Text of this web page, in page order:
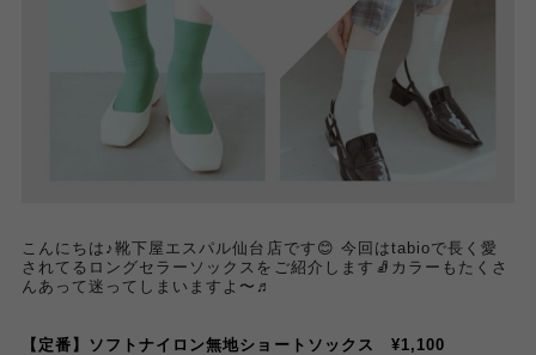
こんにちは♪靴下屋エスパル仙台店です😊 今回はtabioで長く愛
されてるロングセラーソックスをご紹介します🧦カラーもたくさ
んあって迷ってしまいますよ〜♬
【定番】ソフトナイロン無地ショートソックス ¥1,100